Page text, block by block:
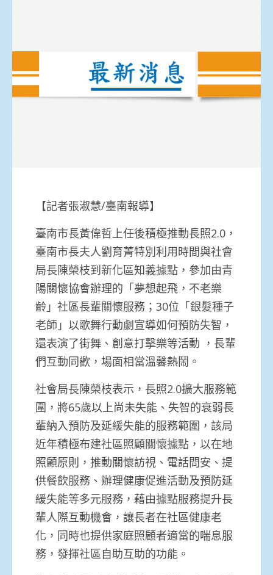
【記者張淑慧/臺南報導】
臺南市長黃偉哲上任後積極推動長照2.0，
臺南市長夫人劉育菁特別利用時間與社會
局長陳榮枝到新化區知義據點，參加由青
陽關懷協會辦理的「夢想起飛，不老樂
齡」社區長輩關懷服務；30位「銀髮種子
老師」以歌舞行動劇宣導如何預防失智，
還表演了街舞、創意打擊樂等活動 ，長輩
們互動同歡，場面相當溫馨熱鬧。
社會局長陳榮枝表示，長照2.0擴大服務範
圍，將65歲以上尚未失能、失智的衰弱長
輩納入預防及延緩失能的服務範圍，該局
近年積極布建社區照顧關懷據點，以在地
照顧原則，推動關懷訪視、電話問安、提
供餐飲服務、辦理健康促進活動及預防延
緩失能等多元服務，藉由據點服務提升長
輩人際互動機會，讓長者在社區健康老
化，同時也提供家庭照顧者適當的喘息服
務，發揮社區自助互助的功能。